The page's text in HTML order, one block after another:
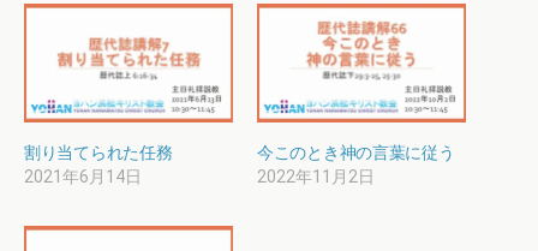
割り当てられた任務
2021年6月14日
今このとき神の言葉に従う
2022年11月2日